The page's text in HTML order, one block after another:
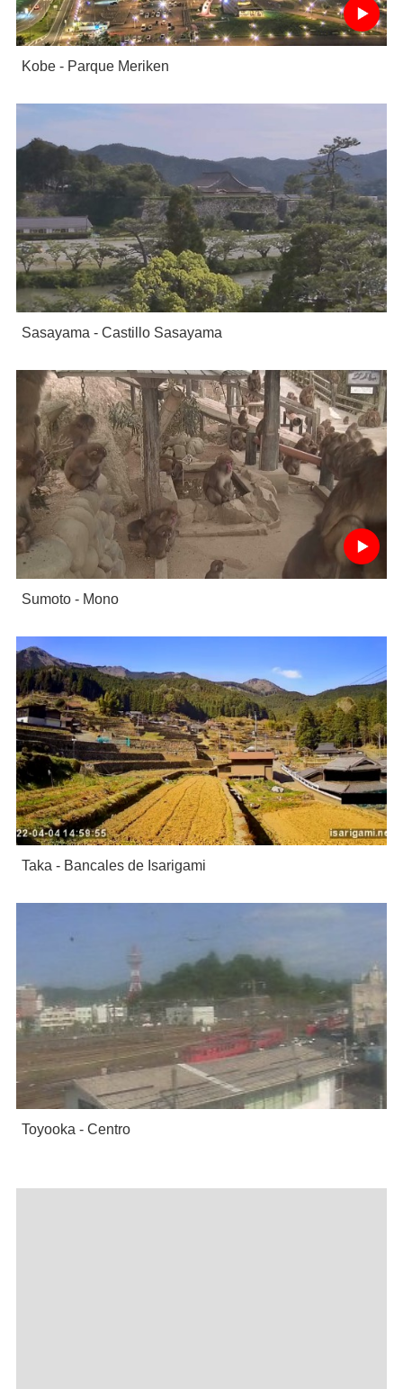
Kobe - Parque Meriken
Sasayama - Castillo Sasayama
Sumoto - Mono
Taka - Bancales de Isarigami
Toyooka - Centro